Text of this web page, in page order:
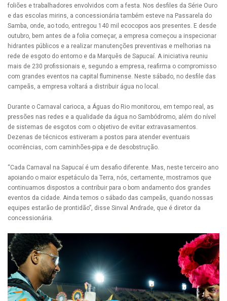
foliões e trabalhadores envolvidos com a festa. Nos desfiles da Série Ouro
e das escolas mirins, a concessionária também esteve na Passarela do
Samba, onde, ao todo, entregou 140 mil ecocopos aos presentes. E desde
outubro, bem antes de a folia começar, a empresa começou a inspecionar
hidrantes públicos e a realizar manutenções preventivas e melhorias na
rede de esgoto do entorno e da Marquês de Sapucaí. A iniciativa reuniu
mais de 230 profissionais e, segundo a empresa, reafirma o compromisso
com grandes eventos na capital fluminense. Neste sábado, no desfile das
campeãs, a empresa voltará a distribuir água no local.
Durante o Carnaval carioca, a Águas do Rio monitorou, em tempo real, as
pressões nas redes e a qualidade da água no Sambódromo, além do nível
de sistemas de esgotos com o objetivo de evitar extravasamentos.
Dezenas de técnicos estiveram a postos para atender eventuais
ocorrências, com caminhões-pipa e de desobstrução.
“Cada Carnaval na Sapucaí é um desafio diferente. Mas, neste terceiro ano
apoiando o maior espetáculo da Terra, nós, certamente, mostramos que
continuamos dispostos a contribuir para o bom andamento dos grandes
eventos da cidade. Ainda temos o sábado das campeãs, quando nossas
equipes estarão de prontidão”, disse Sinval Andrade, que é diretor da
concessionária.